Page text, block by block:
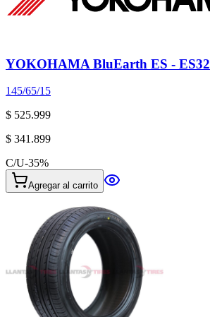
YOKOHAMA BluEarth ES - ES32
145/65/15
$ 525.999
$ 341.899
C/U-35%
Agregar al carrito